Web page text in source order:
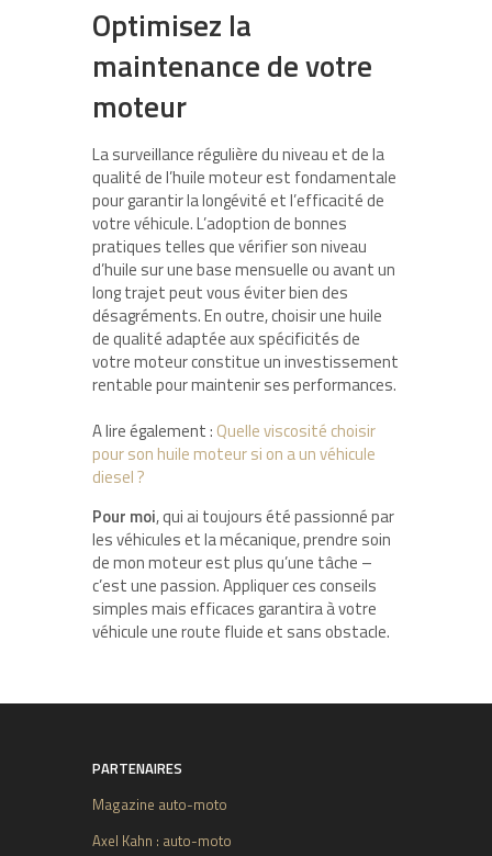
Optimisez la
maintenance de votre
moteur
La surveillance régulière du niveau et de la
qualité de l’huile moteur est fondamentale
pour garantir la longévité et l’efficacité de
votre véhicule. L’adoption de bonnes
pratiques telles que vérifier son niveau
d’huile sur une base mensuelle ou avant un
long trajet peut vous éviter bien des
désagréments. En outre, choisir une huile
de qualité adaptée aux spécificités de
votre moteur constitue un investissement
rentable pour maintenir ses performances.
A lire également : Quelle viscosité choisir
pour son huile moteur si on a un véhicule
diesel ?
Pour moi, qui ai toujours été passionné par
les véhicules et la mécanique, prendre soin
de mon moteur est plus qu’une tâche –
c’est une passion. Appliquer ces conseils
simples mais efficaces garantira à votre
véhicule une route fluide et sans obstacle.
PARTENAIRES
Magazine auto-moto
Axel Kahn : auto-moto